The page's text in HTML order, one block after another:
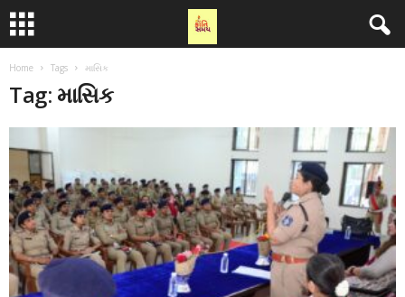
Home Tags માસિક
Tag: માસિક